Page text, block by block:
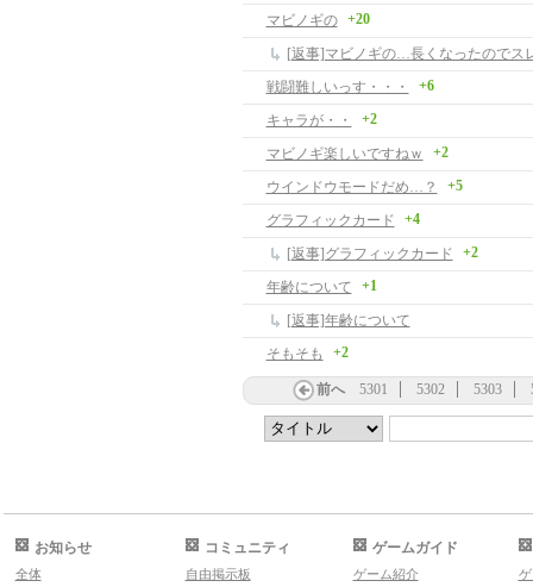
マビノギの +20
[返事]マビノギの…長くなったのでス
戦闘難しいっす・・・
+6
キャラが・・ +2
マビノギ楽しいですねｗ +2
ウインドウモードだめ…？ +5
グラフィックカード +4
[返事]グラフィックカード +2
年齢について +1
[返事]年齢について
そもそも
+2
前へ 5301 5302 5303
お知らせ
全体
コミュニティ
自由掲示板
ゲームガイド
ゲーム紹介